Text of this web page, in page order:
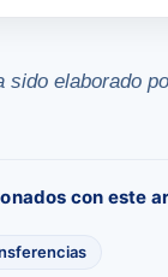
sido elaborado
con este